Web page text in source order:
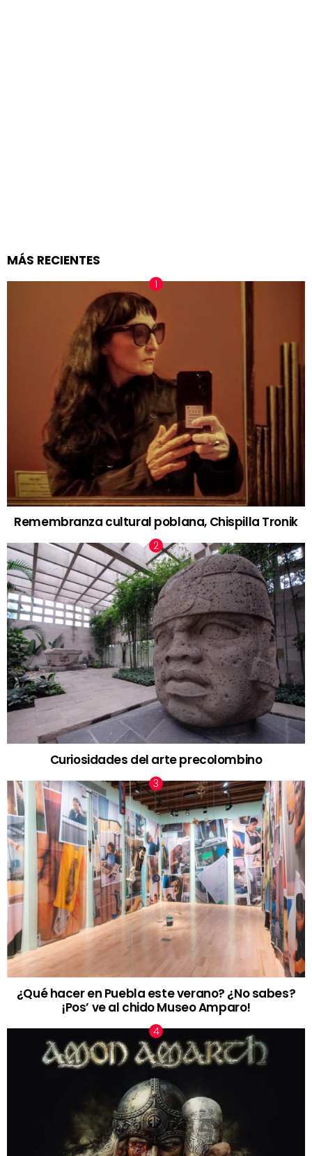
MÁS RECIENTES
Remembranza cultural poblana, Chispilla Tronik
Curiosidades del arte precolombino
¿Qué hacer en Puebla este verano? ¿No sabes?
¡Pos’ ve al chido Museo Amparo!